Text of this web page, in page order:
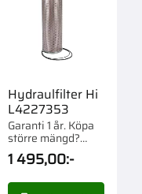
Hydraulfilter Hi
L4227353
Garanti 1 år. Köpa
större mängd?
Förpackad om 1 st.
1 495,00:-